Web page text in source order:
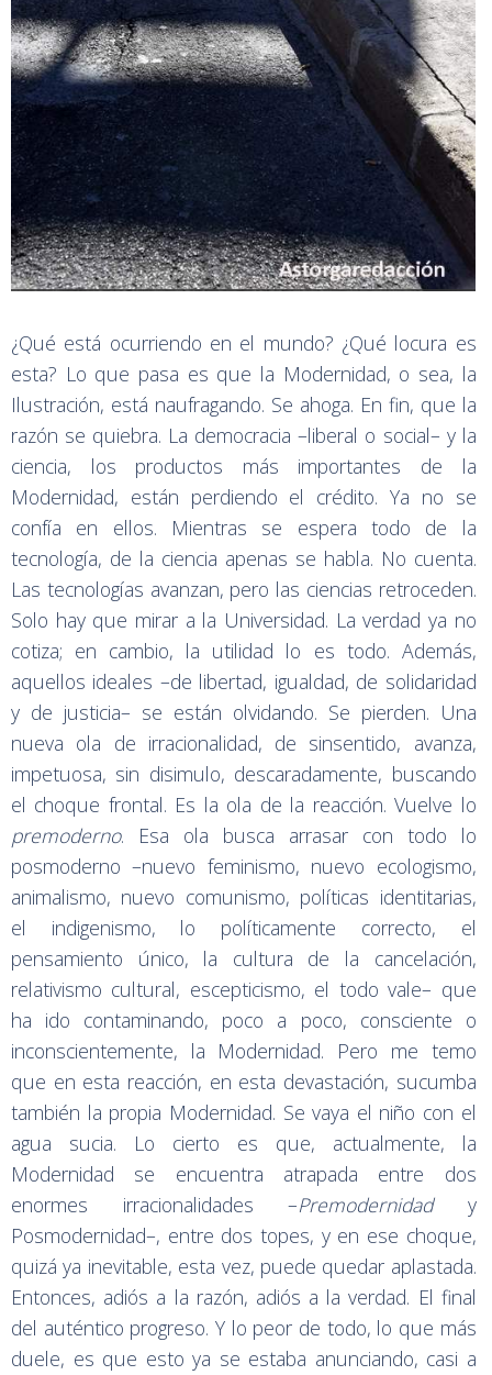
¿Qué está ocurriendo en el mundo? ¿Qué locura es
esta? Lo que pasa es que la Modernidad, o sea, la
Ilustración, está naufragando. Se ahoga. En fin, que la
razón se quiebra. La democracia –liberal o social– y la
ciencia, los productos más importantes de la
Modernidad, están perdiendo el crédito. Ya no se
confía en ellos. Mientras se espera todo de la
tecnología, de la ciencia apenas se habla. No cuenta.
Las tecnologías avanzan, pero las ciencias retroceden.
Solo hay que mirar a la Universidad. La verdad ya no
cotiza; en cambio, la utilidad lo es todo. Además,
aquellos ideales –de libertad, igualdad, de solidaridad
y de justicia– se están olvidando. Se pierden. Una
nueva ola de irracionalidad, de sinsentido, avanza,
impetuosa, sin disimulo, descaradamente, buscando
el choque frontal. Es la ola de la reacción. Vuelve lo
premoderno. Esa ola busca arrasar con todo lo
posmoderno –nuevo feminismo, nuevo ecologismo,
animalismo, nuevo comunismo, políticas identitarias,
el indigenismo, lo políticamente correcto, el
pensamiento único, la cultura de la cancelación,
relativismo cultural, escepticismo, el todo vale– que
ha ido contaminando, poco a poco, consciente o
inconscientemente, la Modernidad. Pero me temo
que en esta reacción, en esta devastación, sucumba
también la propia Modernidad. Se vaya el niño con el
agua sucia. Lo cierto es que, actualmente, la
Modernidad se encuentra atrapada entre dos
enormes irracionalidades –Premodernidady
Posmodernidad–, entre dos topes, y en ese choque,
quizá ya inevitable, esta vez, puede quedar aplastada.
Entonces, adiós a la razón, adiós a la verdad. El final
del auténtico progreso. Y lo peor de todo, lo que más
duele, es que esto ya se estaba anunciando, casi a